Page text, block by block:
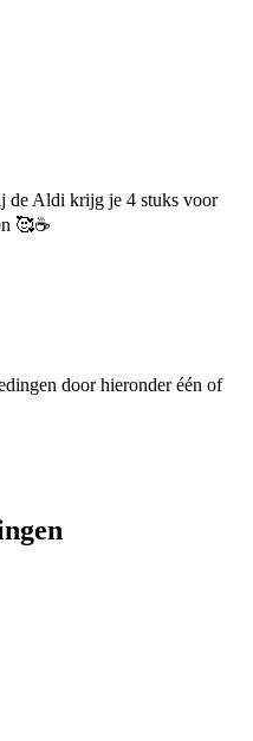
de Aldi krijg je 4 stuks voor
🥰☕
door hieronder één of